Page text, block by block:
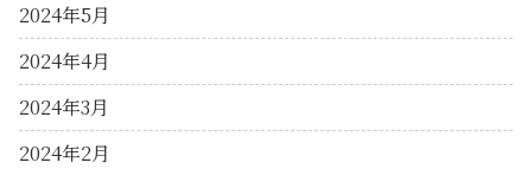
2024年5月
2024年4月
2024年3月
2024年2月